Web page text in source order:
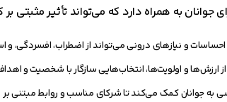
به همراه دارد که می‌تواند تأثیر مثبتی
و نیازهای درونی می‌تواند از اضطراب، افسردگی،
از ارزش‌ها و اولویت‌ها، انتخاب‌هایی سازگار با شخصیت و
به جوانان کمک می‌کند تا شرکای مناسب و روابط مبتنی بر